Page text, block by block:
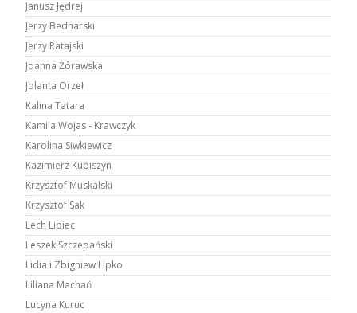
Janusz Jędrej
Jerzy Bednarski
Jerzy Ratajski
Joanna Żórawska
Jolanta Orzeł
Kalina Tatara
Kamila Wojas - Krawczyk
Karolina Siwkiewicz
Kazimierz Kubiszyn
Krzysztof Muskalski
Krzysztof Sak
Lech Lipiec
Leszek Szczepański
Lidia i Zbigniew Lipko
Liliana Machań
Lucyna Kuruc